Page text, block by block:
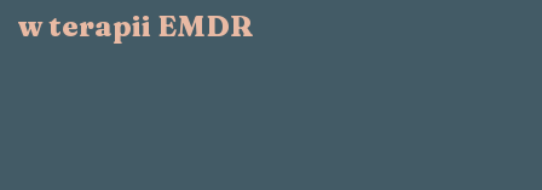
w terapii EMDR